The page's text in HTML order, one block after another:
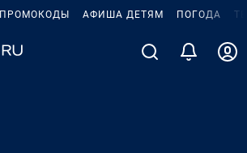
ПРОМОКОДЫ АФИША ДЕТЯМ ПОГОДА